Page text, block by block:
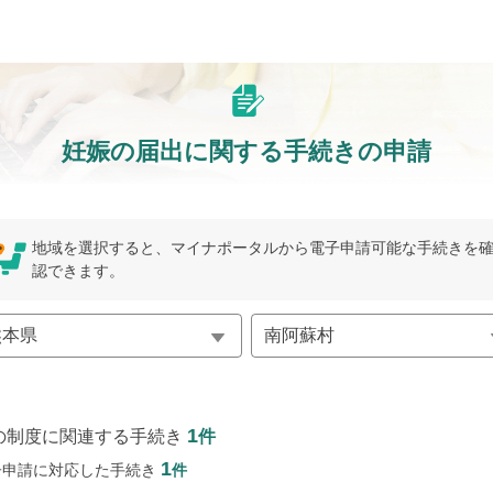
妊娠の届出に関する手続きの申請
地域を選択すると、マイナポータルから電子申請可能な手続きを確
認できます。
制度に関連する手続き 1件
請に対応した手続き 1件